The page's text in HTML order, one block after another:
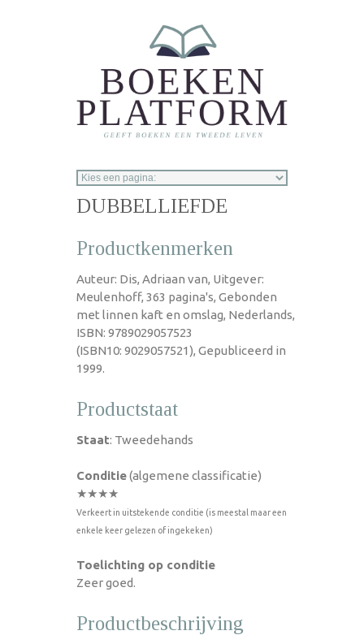
DUBBELLIEFDE
Productkenmerken
Auteur: Dis, Adriaan van, Uitgever:
Meulenhoff, 363 pagina's, Gebonden
met linnen kaft en omslag, Nederlands,
ISBN: 9789029057523
(ISBN10: 9029057521), Gepubliceerd in
1999.
Productstaat
Staat: Tweedehands
Conditie(algemene classificatie)
★★★★
Verkeert in uitstekende conditie (is meestal maar een
enkele keer gelezen of ingekeken)
Toelichting op conditie
Zeer goed.
Productbeschrijving